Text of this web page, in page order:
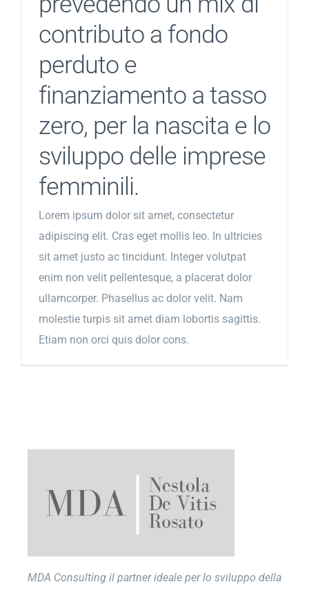
contributo a fondo
perduto e
finanziamento a tasso
zero, per la nascita e lo
sviluppo delle imprese
femminili.
Lorem ipsum dolor sit amet, consectetur
adipiscing elit. Cras eget mollis leo. In ultricies
sit amet justo ac tincidunt. Integer volutpat
enim non velit pellentesque, a placerat dolor
ullamcorper. Phasellus ac dolor velit. Nam
molestie turpis sit amet diam lobortis sagittis.
Etiam non orci quis dolor cons.
MDA Consulting il partner ideale per lo sviluppo della